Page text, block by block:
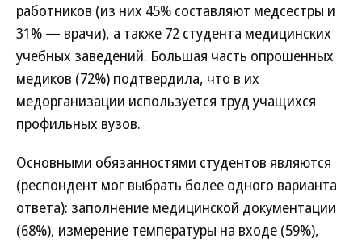
работников (из них 45% составляют медсестры и
31% — врачи), а также 72 студента медицинских
учебных заведений. Большая часть опрошенных
медиков (72%) подтвердила, что в их
медорганизации используется труд учащихся
профильных вузов.
Основными обязанностями студентов являются
(респондент мог выбрать более одного варианта
ответа): заполнение медицинской документации
(68%), измерение температуры на входе (59%),